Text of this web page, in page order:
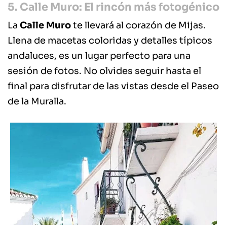
5. Calle Muro: El rincón más fotogénico
La Calle Murote llevará al corazón de Mijas.
Llena de macetas coloridas y detalles típicos
andaluces, es un lugar perfecto para una
sesión de fotos. No olvides seguir hasta el
final para disfrutar de las vistas desde el Paseo
de la Muralla.